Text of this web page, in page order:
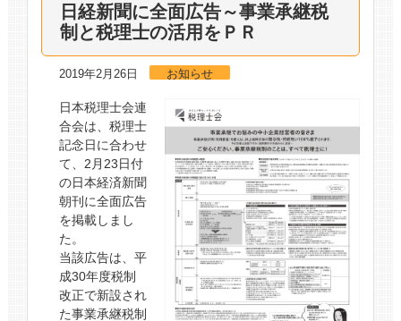
日経新聞に全面広告～事業承継税
制と税理士の活用をＰＲ
2019年2月26日 お知らせ
日本税理士会連
合会は、税理士
記念日に合わせ
て、2月23日付
の日本経済新聞
朝刊に全面広告
を掲載しまし
た。
当該広告は、平
成30年度税制
改正で新設され
た事業承継税制